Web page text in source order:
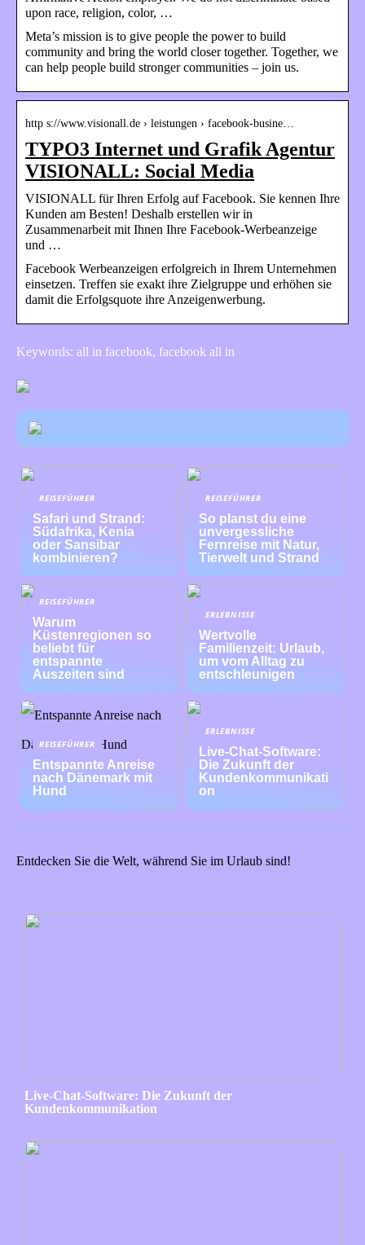
upon race, religion, color, …
Meta’s mission is to give people the power to build
community and bring the world closer together. Together, we
can help people build stronger communities – join us.
http s://www.visionall.de › leistungen › facebook-busine…
TYPO3 Internet und Grafik Agentur
VISIONALL: Social Media
VISIONALL für Ihren Erfolg auf Facebook. Sie kennen Ihre
Kunden am Besten! Deshalb erstellen wir in
Zusammenarbeit mit Ihnen Ihre Facebook-Werbeanzeige
und …
Facebook Werbeanzeigen erfolgreich in Ihrem Unternehmen
einsetzen. Treffen sie exakt ihre Zielgruppe und erhöhen sie
damit die Erfolgsquote ihre Anzeigenwerbung.
Keywords: all in facebook, facebook all in
REISEFÜHRER
Safari und Strand:
Südafrika, Kenia
oder Sansibar
kombinieren?
REISEFÜHRER
So planst du eine
unvergessliche
Fernreise mit Natur,
Tierwelt und Strand
REISEFÜHRER
Warum
Küstenregionen so
beliebt für
entspannte
Auszeiten sind
ERLEBNISSE
Wertvolle
Familienzeit: Urlaub,
um vom Alltag zu
entschleunigen
REISEFÜHRER
Entspannte Anreise
nach Dänemark mit
Hund
ERLEBNISSE
Live-Chat-Software:
Die Zukunft der
Kundenkommunikati
on
Entdecken Sie die Welt, während Sie im Urlaub sind!
Live-Chat-Software: Die Zukunft der
Kundenkommunikation